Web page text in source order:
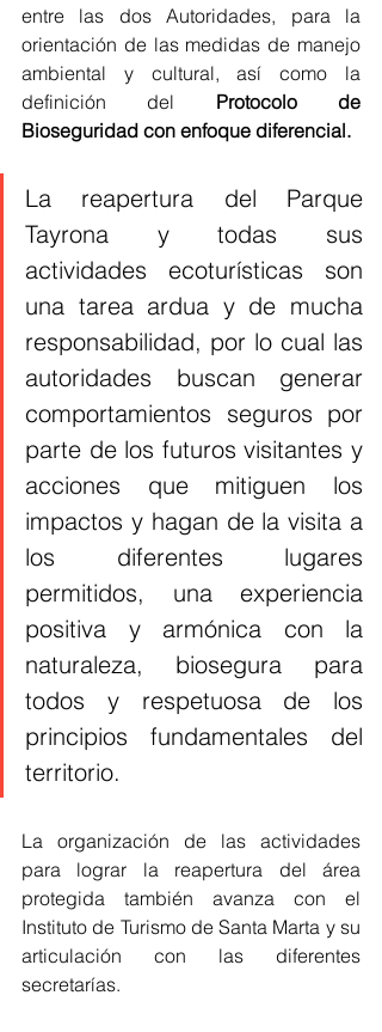
entre las dos Autoridades, para la
orientación de las medidas de manejo
ambiental y cultural, así como la
definición del Protocolo de
Bioseguridad con enfoque diferencial.
La reapertura del Parque
Tayrona y todas sus
actividades ecoturísticas son
una tarea ardua y de mucha
responsabilidad, por lo cual las
autoridades buscan generar
comportamientos seguros por
parte de los futuros visitantes y
acciones que mitiguen los
impactos y hagan de la visita a
los diferentes lugares
permitidos, una experiencia
positiva y armónica con la
naturaleza, biosegura para
todos y respetuosa de los
principios fundamentales del
territorio.
La organización de las actividades
para lograr la reapertura del área
protegida también avanza con el
Instituto de Turismo de Santa Marta y su
articulación con las diferentes
secretarías.